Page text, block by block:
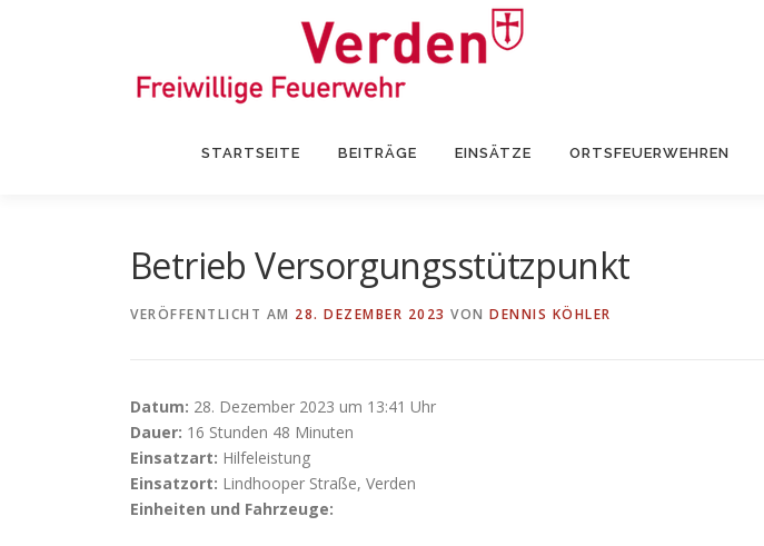
STARTSEITE BEITRÄGE EINSÄTZE ORTSFEUERWEHREN
Betrieb Versorgungsstützpunkt
VERÖFFENTLICHT AM 28. DEZEMBER 2023 VON DENNIS KÖHLER
Datum: 28. Dezember 2023 um 13:41 Uhr
Dauer: 16 Stunden 48 Minuten
Einsatzart: Hilfeleistung
Einsatzort: Lindhooper Straße, Verden
Einheiten und Fahrzeuge: